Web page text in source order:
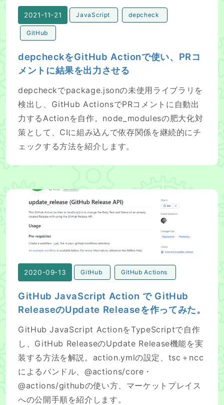
2021-11-21 JavaScript depcheck
GitHub
depcheckをGitHub Actionで使い、PRコ
メントに結果を出力させる
depcheckでpackage.jsonの未使用ライブラリを
検出し、GitHub ActionsでPRコメントに自動出
力するActionを自作。node_modulesの肥大化対
策として、CIに組み込んで依存関係を継続的にチ
ェックする方法を紹介します。
GitHub JavaScript Action で GitHub ReleaseのUpdate
2020-09-13 GitHub GitHub Actions
GitHub JavaScript Action で GitHub
ReleaseのUpdate Releaseを作ってみた。
GitHub JavaScript ActionをTypeScriptで自作
し、GitHub ReleaseのUpdate Release機能を実
装する方法を解説。action.ymlの設定、tsc＋ncc
によるバンドル、@actions/core・
@actions/githubの使い方、マーケットプレイス
への公開手順を紹介します。